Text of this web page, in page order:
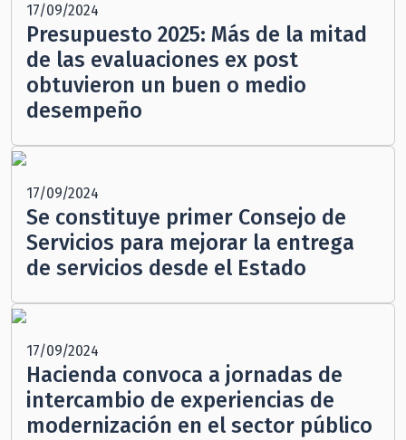
17/09/2024
Presupuesto 2025: Más de la mitad
de las evaluaciones ex post
obtuvieron un buen o medio
desempeño
17/09/2024
Se constituye primer Consejo de
Servicios para mejorar la entrega
de servicios desde el Estado
17/09/2024
Hacienda convoca a jornadas de
intercambio de experiencias de
modernización en el sector público